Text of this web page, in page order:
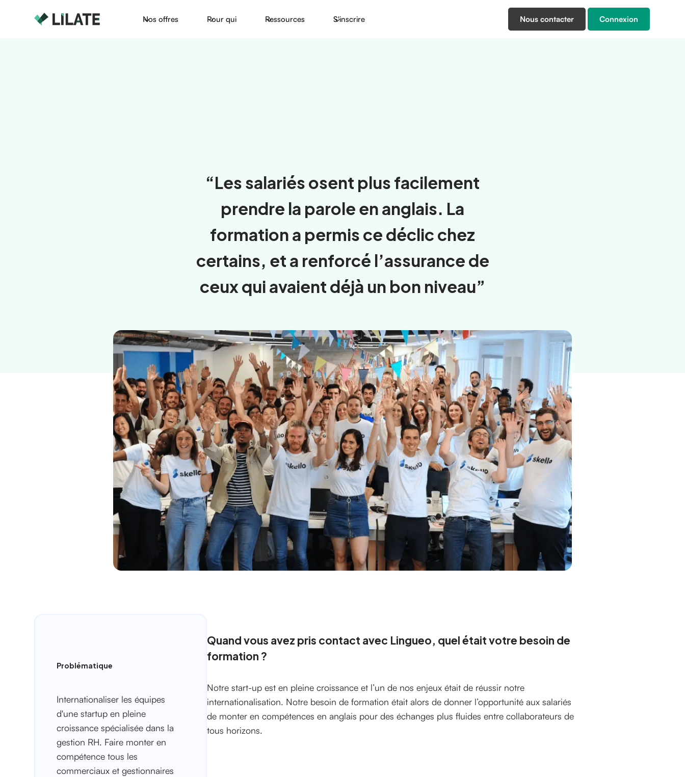
Nos offres Pour qui Ressources S'inscrire Nous contacter Connexion
“Les salariés osent plus facilement
prendre la parole en anglais. La
formation a permis ce déclic chez
certains, et a renforcé l’assurance de
ceux qui avaient déjà un bon niveau”
Problématique
Internationaliser les équipes
d'une startup en pleine
croissance spécialisée dans la
gestion RH. Faire monter en
compétence tous les
commerciaux et gestionnaires
Quand vous avez pris contact avec Lingueo, quel était votre besoin de
formation ?
Notre start-up est en pleine croissance et l’un de nos enjeux était de réussir notre
internationalisation. Notre besoin de formation était alors de donner l’opportunité aux salariés
de monter en compétences en anglais pour des échanges plus fluides entre collaborateurs de
tous horizons.